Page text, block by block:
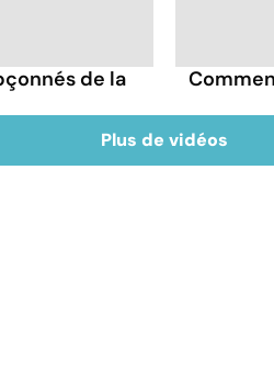
de la
Plus de vidéos